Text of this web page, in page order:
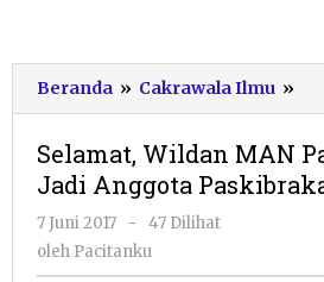
Beranda » Cakrawala Ilmu »
Selamat, Wildan MAN
Jadi Anggota
7 Juni 2017
oleh
Pacitanku
-
47 Dilihat
oleh Pacitanku